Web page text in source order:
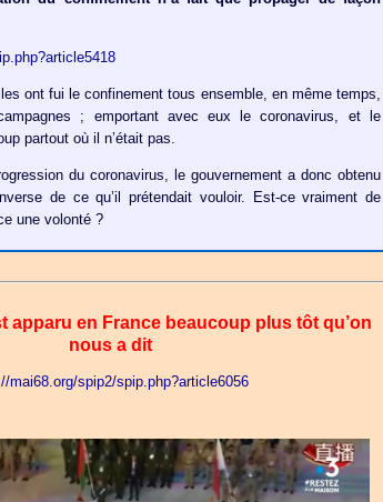
ont fui le confinement tous ensemble, en même temps,
; emportant avec eux le coronavirus, et le
partout où il n’était pas.
du coronavirus, le gouvernement a donc obtenu
de ce qu’il prétendait vouloir. Est-ce vraiment de
une volonté ?
apparu en France beaucoup plus tôt qu’on
nous a dit
mai68.org/spip2/spip.php?article6056